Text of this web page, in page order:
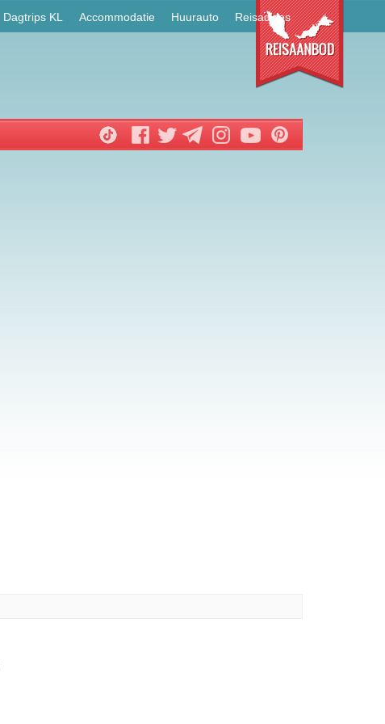
Dagtrips KL Accommodatie Huurauto Reisadvies